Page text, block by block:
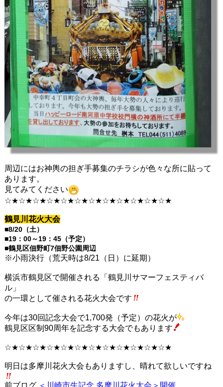
周辺にはお神輿の担ぎ手募集のチラシが色々な所に貼って
あります。
見てみてください
☆★☆★☆★☆★☆★☆★☆★☆★☆★☆★☆★☆★
鶴見川花火大会
■8/20（土）
■19：00～19：45（予定）
■鶴見区佃野町7佃野公園周辺
※小雨決行（荒天時は8/21（日）に延期）
横浜市鶴見区で開催される「鶴見川サマーフェスティバ
ル」
の一環として催される花火大会です
今年は30回記念大会で1,700発（予定）の花火が
鶴見区区制90周年を記念する大会でもあります
☆★☆★☆★☆★☆★☆★☆★☆★☆★☆★☆★☆★
明日は多摩川花火大会もありますし、晴れて欲しいですね